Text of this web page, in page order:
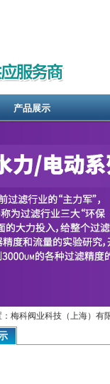
产品展示
梅科阀业科技（上海）有